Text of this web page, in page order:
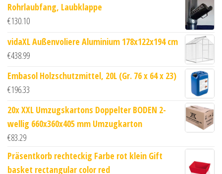
Rohrlaubfang, Laubklappe
€130.10
vidaXL Außenvoliere Aluminium 178x122x194 cm
€438.99
Embasol Holzschutzmittel, 20L (Gr. 76 x 64 x 23)
€196.33
20x XXL Umzugskartons Doppelter BODEN 2-
wellig 660x360x405 mm Umzugkarton
€83.29
Präsentkorb rechteckig Farbe rot klein Gift
basket rectangular color red